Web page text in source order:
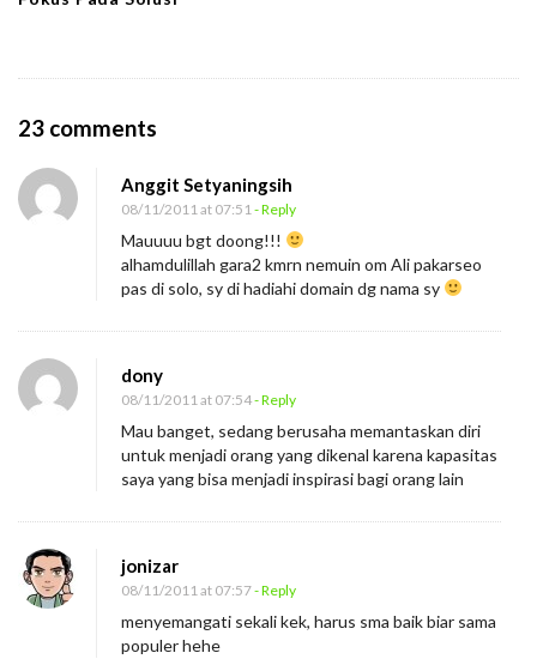
23 comments
D
a
D
i
Anggit Setyaningsih
08/11/2011 at 07:51 - Reply
Mauuuu bgt doong!!!
alhamdulillah gara2 kmrn nemuin om Ali pakarseo
pas di solo, sy di hadiahi domain dg nama sy
dony
08/11/2011 at 07:54- Reply
Mau banget, sedang berusaha memantaskan diri
untuk menjadi orang yang dikenal karena kapasitas
saya yang bisa menjadi inspirasi bagi orang lain
jonizar
08/11/2011 at 07:57- Reply
menyemangati sekali kek, harus sma baik biar sama
populer hehe